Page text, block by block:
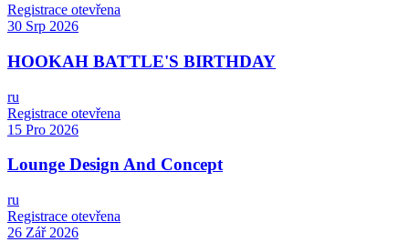
Registrace otevřena
30 Srp 2026
HOOKAH BATTLE'S BIRTHDAY
ru
Registrace otevřena
15 Pro 2026
Lounge Design And Concept
ru
Registrace otevřena
26 Zář 2026